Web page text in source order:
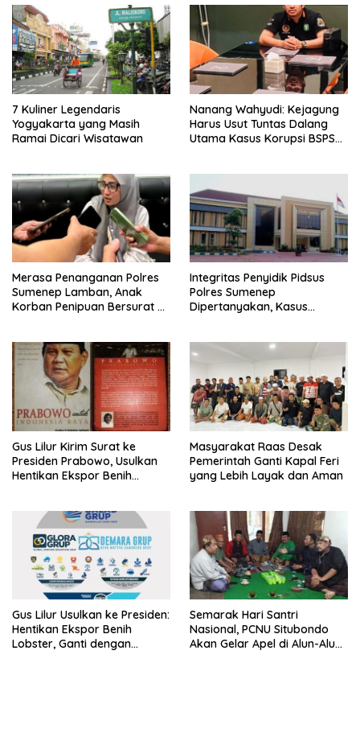
7 Kuliner Legendaris
Yogyakarta yang Masih
Ramai Dicari Wisatawan
Nanang Wahyudi: Kejagung
Harus Usut Tuntas Dalang
Utama Kasus Korupsi BSPS
Merasa Penanganan Polres
Sumenep Lamban, Anak
Korban Penipuan Bersurat ke
Integritas Penyidik Pidsus
Polres Sumenep
Dipertanyakan, Kasus
Kepastian
Gus Lilur Kirim Surat ke
Presiden Prabowo, Usulkan
Hentikan Ekspor Benih
Masyarakat Raas Desak
Pemerintah Ganti Kapal Feri
yang Lebih Layak dan Aman
Gus Lilur Usulkan ke Presiden:
Hentikan Ekspor Benih
Lobster, Ganti dengan
Semarak Hari Santri
Nasional, PCNU Situbondo
Akan Gelar Apel di Alun-Alun